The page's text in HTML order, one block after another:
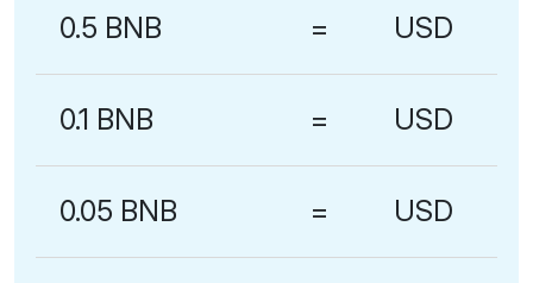
0.5 BNB = USD
0.1 BNB = USD
0.05 BNB = USD